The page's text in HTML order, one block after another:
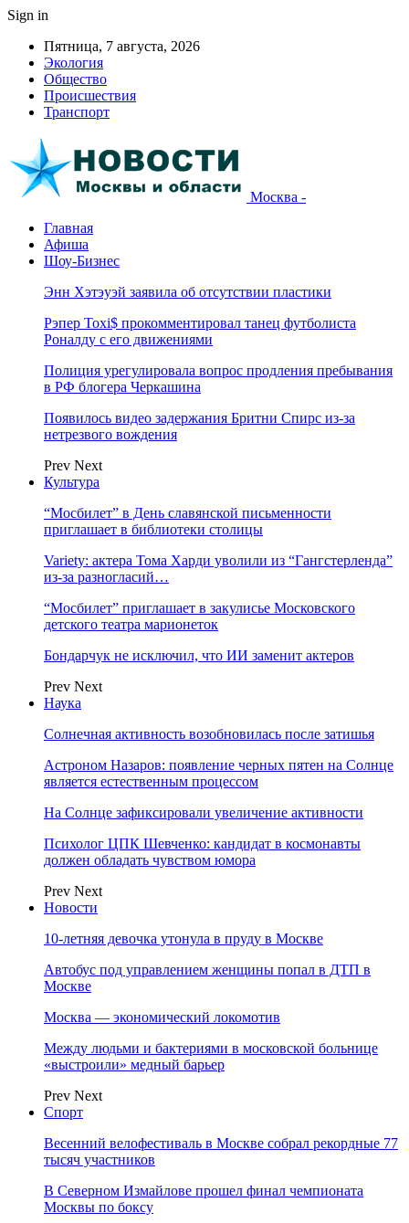
Sign in
Пятница, 7 августа, 2026
Экология
Общество
Происшествия
Транспорт
Москва -
Главная
Афиша
Шоу-Бизнес
Энн Хэтэуэй заявила об отсутствии пластики
Рэпер Toxi$ прокомментировал танец футболиста
Роналду с его движениями
Полиция урегулировала вопрос продления пребывания
в РФ блогера Черкашина
Появилось видео задержания Бритни Спирс из-за
нетрезвого вождения
Prev Next
Культура
“Мосбилет” в День славянской письменности
приглашает в библиотеки столицы
Variety: актера Тома Харди уволили из “Гангстерленда”
из-за разногласий…
“Мосбилет” приглашает в закулисье Московского
детского театра марионеток
Бондарчук не исключил, что ИИ заменит актеров
Prev Next
Наука
Солнечная активность возобновилась после затишья
Астроном Назаров: появление черных пятен на Солнце
является естественным процессом
На Солнце зафиксировали увеличение активности
Психолог ЦПК Шевченко: кандидат в космонавты
должен обладать чувством юмора
Prev Next
Новости
10-летняя девочка утонула в пруду в Москве
Автобус под управлением женщины попал в ДТП в
Москве
Москва — экономический локомотив
Между людьми и бактериями в московской больнице
«выстроили» медный барьер
Prev Next
Спорт
Весенний велофестиваль в Москве собрал рекордные 77
тысяч участников
В Северном Измайлове прошел финал чемпионата
Москвы по боксу